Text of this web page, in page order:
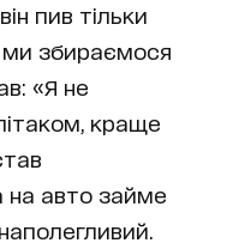
пив тільки
ми збираємося
«Я не
краще
на авто займе